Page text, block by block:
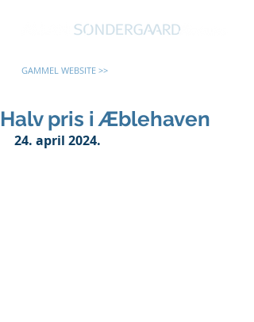
GAMMEL WEBSITE >>
Halv pris i Æblehaven
24. april 2024.